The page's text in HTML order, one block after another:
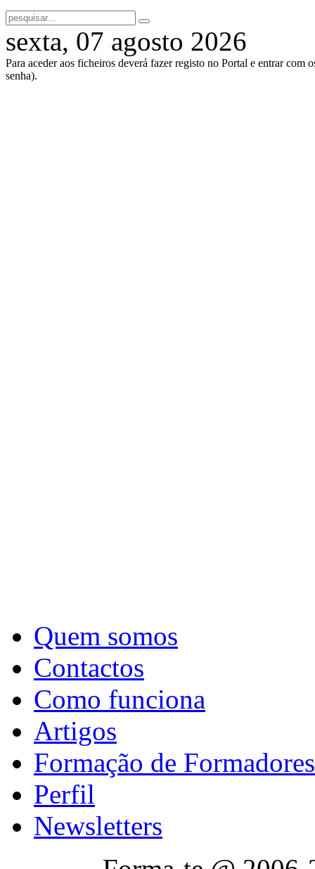
sexta, 07 agosto 2026
Para aceder aos ficheiros deverá fazer registo no Portal e entrar com
senha).
Quem somos
Contactos
Como funciona
Artigos
Formação de Formadores
Perfil
Newsletters